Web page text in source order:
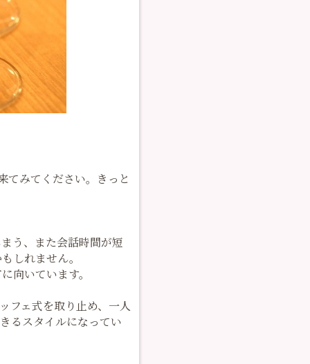
てみてください。きっと
う、また会話時間が短
しれません。
向いています。
フェ式を取り止め、一人
るスタイルになってい